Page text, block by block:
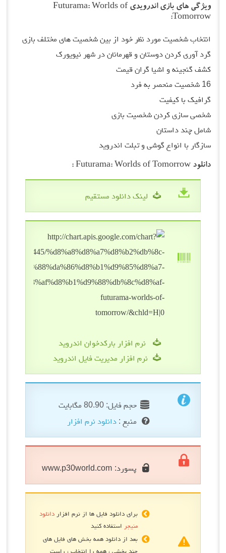
ویژگی های بازی اندرویدی Futurama: Worlds of
Tomorrow:
انتخاب شخصیت مورد نظر خود از بین شخصیت های مختلف بازی
گرد آوری کردن دوستان و قهرمانان در شهر نیویورک
کشف گنجینه و اشیا گران قیمت
16 شخصیت منحصر به فرد
گرافیک با کیفیت
شخصی سازی کردن شخصیت بازی
شامل چند داستان
سازگار با انواع گوشی و تبلت اندروید
دانلود Futurama: Worlds of Tomorrow :
لینک دانلود مستقیم
نرم افزار بارکدخوان اندروید
نرم افزار مدیریت فایل اندروید
حجم فایل: 80.90 مگابایت
منبع : دانلود نرم افزار
پسورد: www.p30world.com
برای دانلود فایل ها از نرم افزار دانلود
منیجر استفاده کنید
بعد از دانلود همه بخش های فایل های
چند بخشی ، همه را انتخاب ، راست